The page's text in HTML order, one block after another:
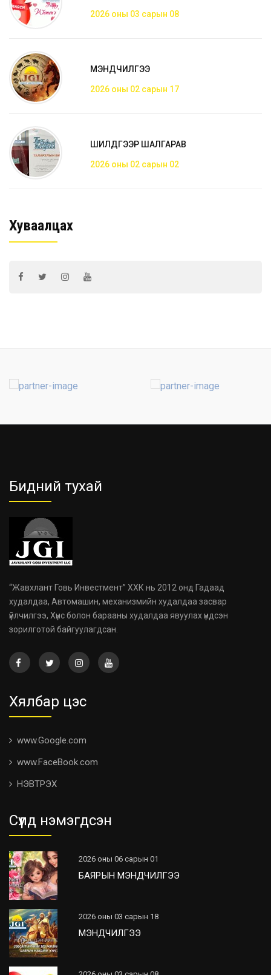
2026 оны 03 сарын 08
МЭНДЧИЛГЭЭ
2026 оны 02 сарын 17
ШИЛДГЭЭР ШАЛГАРАВ
2026 оны 02 сарын 02
Хуваалцах
Бидний тухай
“Жавхлант Говь Инвестмент” ХХК нь 2012 онд Гадаад
худалдаа, Автомашин, механизмийн худалдаа засвар
үйлчилгээ, Хүнс болон барааны худалдаа явуулах үндсэн
зорилготой байгуулагдсан.
Хялбар цэс
www.Google.com
www.FaceBook.com
НЭВТРЭХ
Сүүлд нэмэгдсэн
2026 оны 06 сарын 01
БАЯРЫН МЭНДЧИЛГЭЭ
2026 оны 03 сарын 18
МЭНДЧИЛГЭЭ